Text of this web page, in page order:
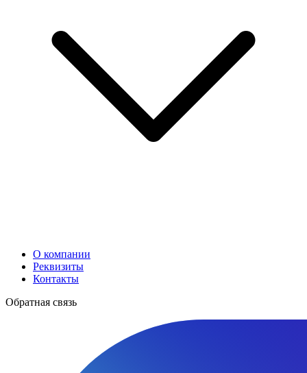
О компании
Реквизиты
Контакты
Обратная связь